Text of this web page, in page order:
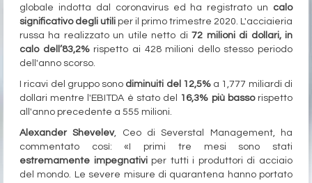
globale indotta dal coronavirus ed ha registrato un calo
significativo degli utili per il primo trimestre 2020. L'acciaieria
russa ha realizzato un utile netto di72 milioni di dollari, in
calo dell’83,2%rispetto ai 428 milioni dello stesso periodo
dell'anno scorso.
I ricavi del gruppo sono diminuiti del 12,5%a 1,777 miliardi di
dollari mentre l'EBITDA è stato del
16,3% più bassorispetto
all'anno precedente a 555 milioni.
Alexander Shevelev, Ceo di Severstal Management, ha
commentato così: «I primi tre mesi sono stati
estremamente impegnativiper tutti i produttori di acciaio
del mondo. Le severe misure di quarantena hanno portato